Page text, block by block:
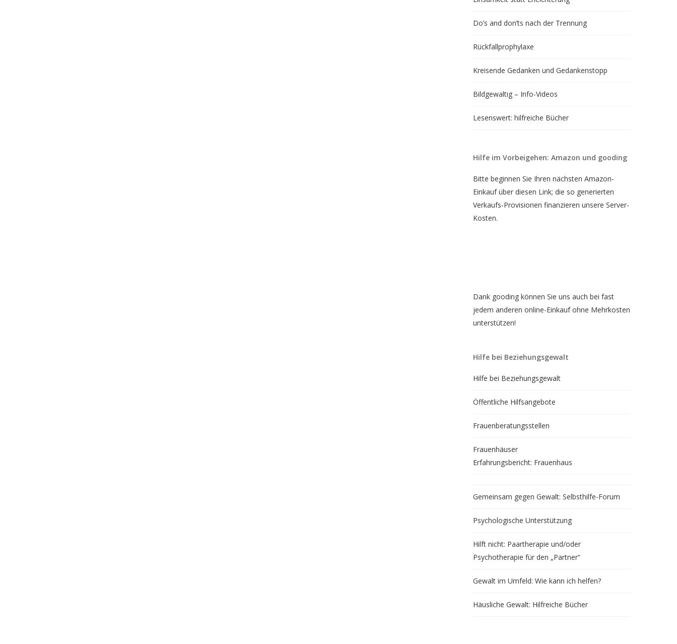
Do’s and don’ts nach der Trennung
Rückfallprophylaxe
Kreisende Gedanken und Gedankenstopp
Bildgewaltig – Info-Videos
Lesenswert: hilfreiche Bücher
Hilfe im Vorbeigehen: Amazon und gooding
Bitte beginnen Sie Ihren nächsten Amazon-
Einkauf über diesen Link; die so generierten
Verkaufs-Provisionen finanzieren unsere Server-
Kosten.
Dank gooding können Sie uns auch bei fast
jedem anderen online-Einkauf ohne Mehrkosten
unterstützen!
Hilfe bei Beziehungsgewalt
Hilfe bei Beziehungsgewalt
Öffentliche Hilfsangebote
Frauenberatungsstellen
Frauenhäuser
Erfahrungsbericht: Frauenhaus
Gemeinsam gegen Gewalt: Selbsthilfe-Forum
Psychologische Unterstützung
Hilft nicht: Paartherapie und/oder
Psychotherapie für den „Partner“
Gewalt im Umfeld: Wie kann ich helfen?
Häusliche Gewalt: Hilfreiche Bücher